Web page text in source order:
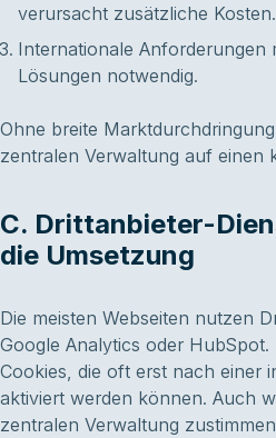
verursacht zusätzliche Kosten.
Internationale Anforderungen
Lösungen notwendig.
Ohne breite
zentralen Verwaltung auf einen
C. Drittanbieter-
die Umsetzung
Die meisten Webseiten nutzen
Google Analytics oder HubSpot.
Cookies, die oft erst nach einer
aktiviert werden können. Auch
zentralen Verwaltung